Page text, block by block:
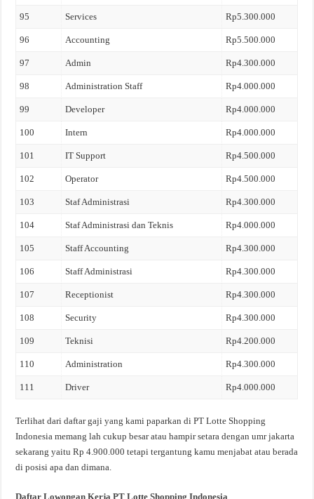
95 Services Rp5.300.000
96 Accounting Rp5.500.000
97 Admin Rp4.300.000
98 Administration Staff Rp4.000.000
99 Developer Rp4.000.000
100 Intern Rp4.000.000
101 IT Support Rp4.500.000
102 Operator Rp4.500.000
103 Staf Administrasi Rp4.300.000
104 Staf Administrasi dan Teknis Rp4.000.000
105 Staff Accounting Rp4.300.000
106 Staff Administrasi Rp4.300.000
107 Receptionist Rp4.300.000
108 Security Rp4.300.000
109 Teknisi Rp4.200.000
110 Administration Rp4.300.000
111 Driver Rp4.000.000
Terlihat dari daftar gaji yang kami paparkan di PT Lotte Shopping
Indonesia memang lah cukup besar atau hampir setara dengan umr jakarta
sekarang yaitu Rp 4.900.000 tetapi tergantung kamu menjabat atau berada
di posisi apa dan dimana.
Daftar Lowongan Kerja PT Lotte Shopping Indonesia